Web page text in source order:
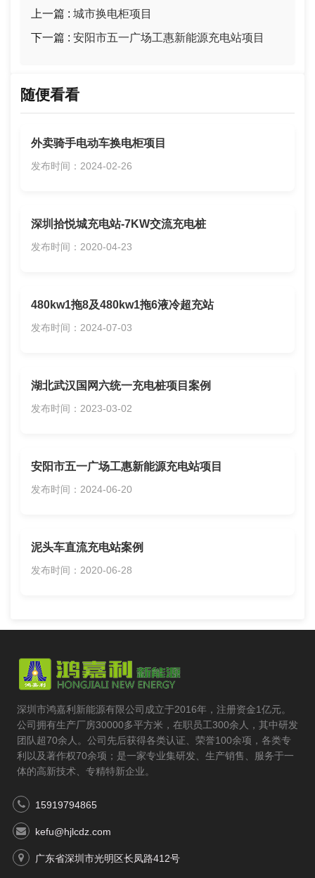
上一篇 : 城市换电柜项目
下一篇 : 安阳市五一广场工惠新能源充电站项目
随便看看
外卖骑手电动车换电柜项目
发布时间：2024-02-26
深圳拾悦城充电站-7KW交流充电桩
发布时间：2020-04-23
480kw1拖8及480kw1拖6液冷超充站
发布时间：2024-07-03
湖北武汉国网六统一充电桩项目案例
发布时间：2023-03-02
安阳市五一广场工惠新能源充电站项目
发布时间：2024-06-20
泥头车直流充电站案例
发布时间：2020-06-28
深圳市鸿嘉利新能源有限公司成立于2016年，注册资金1亿元。
公司拥有生产厂房30000多平方米，在职员工300余人，其中研发
团队超70余人。公司先后获得各类认证、荣誉100余项，各类专
利以及著作权70余项；是一家专业集研发、生产销售、服务于一
体的高新技术、专精特新企业。
15919794865
kefu@hjlcdz.com
广东省深圳市光明区长凤路412号